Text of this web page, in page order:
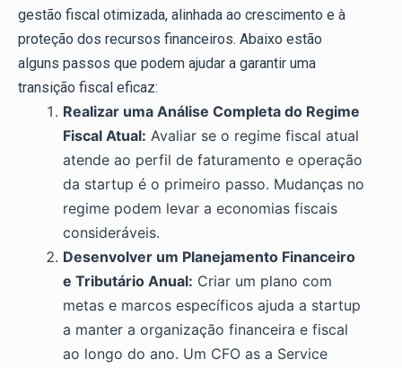
gestão fiscal otimizada, alinhada ao crescimento e à
proteção dos recursos financeiros. Abaixo estão
alguns passos que podem ajudar a garantir uma
transição fiscal eficaz:
Realizar uma Análise Completa do Regime
Fiscal Atual: Avaliar se o regime fiscal atual
atende ao perfil de faturamento e operação
da startup é o primeiro passo. Mudanças no
regime podem levar a economias fiscais
consideráveis.
Desenvolver um Planejamento Financeiro
e Tributário Anual: Criar um plano com
metas e marcos específicos ajuda a startup
a manter a organização financeira e fiscal
ao longo do ano. Um CFO as a Service